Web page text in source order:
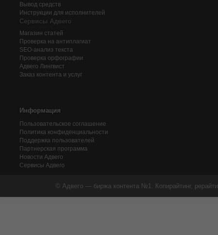
Вывод средств
Инструкции для исполнителей
Сервисы Адвего
Магазин статей
Проверка на антиплагиат
SEO-анализ текста
Проверка орфографии
Адвего Лингвист
Заказ контента и услуг
Информация
Пользовательское соглашение
Политика конфиденциальности
Поддержка пользователей
Партнерская программа
Новости Адвего
Сервисы Адвего
© Адвего — биржа контента №1. Копирайтинг,